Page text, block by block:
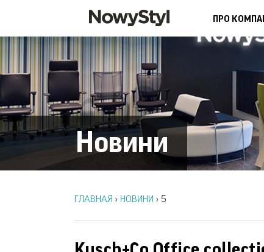
ПРО
Новини
ГЛАВНАЯ › НОВИНИ › 5